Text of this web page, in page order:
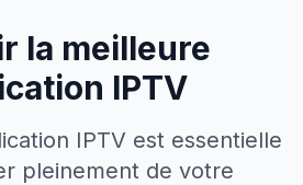
la meilleure
IPTV
IPTV est essentielle
pleinement de votre